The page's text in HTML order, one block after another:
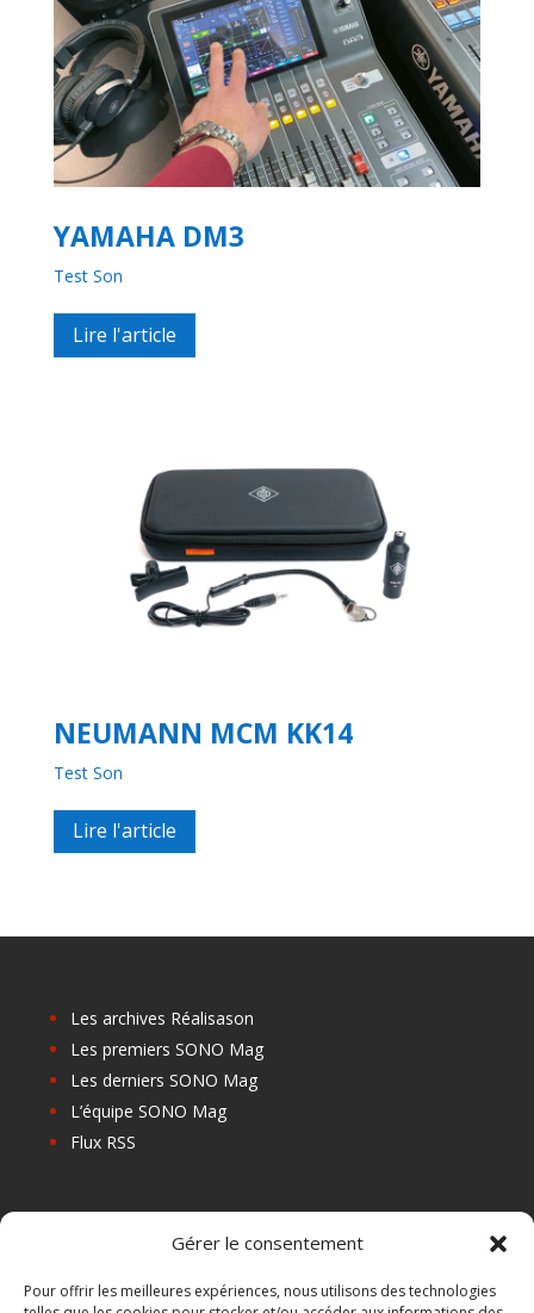
Gérer le consentement
Pour offrir les meilleures expériences, nous utilisons des technologies
YAMAHA DM3
Test Son
Lire l'article
NEUMANN MCM KK14
Test Son
Lire l'article
Les archives Réalisason
Les premiers SONO Mag
Les derniers SONO Mag
L’équipe SONO Mag
Flux RSS
Les Centres de Formation
Les Points Relais